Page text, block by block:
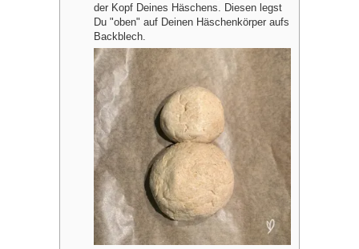
der Kopf Deines Häschens. Diesen legst
Du "oben" auf Deinen Häschenkörper aufs
Backblech.